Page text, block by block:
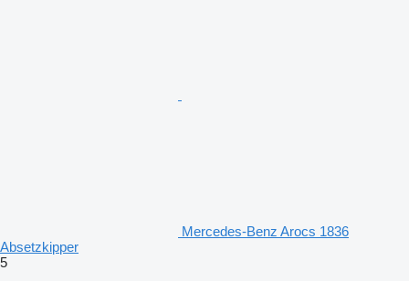
Mercedes-Benz Arocs 1836
Absetzkipper
5